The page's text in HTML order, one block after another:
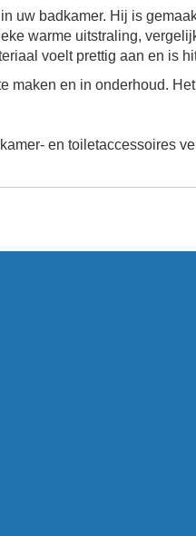
uw badkamer. Hij is
warme uitstraling,
voelt prettig aan en is
maken en in onderhoud.
en toiletaccessoires